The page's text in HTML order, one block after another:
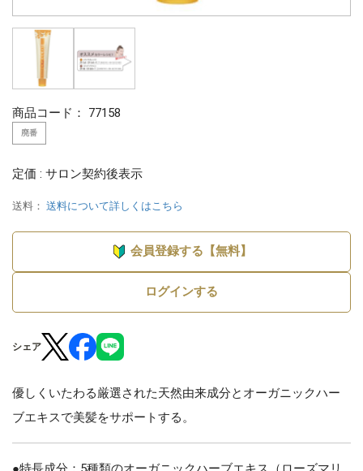
商品コード： 77158
廃番
定価 : サロン契約後表示
送料： 送料について詳しくはこちら
会員登録する【無料】
ログインする
シェア
優しくいたわる厳選された天然由来成分とオーガニックハー
ブエキスで美髪をサポートする。